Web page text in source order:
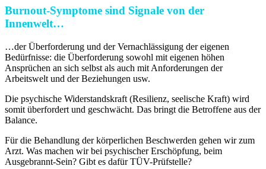
Burnout-Symptome sind Signale von der
Innenwelt…
…der Überforderung und der Vernachlässigung der eigenen
Bedürfnisse: die Überforderung sowohl mit eigenen höhen
Ansprüchen an sich selbst als auch mit Anforderungen der
Arbeitswelt und der Beziehungen usw.
Die psychische Widerstandskraft (Resilienz, seelische Kraft) wird
somit überfordert und geschwächt. Das bringt die Betroffene aus der
Balance.
Für die Behandlung der körperlichen Beschwerden gehen wir zum
Arzt. Was machen wir bei psychischer Erschöpfung, beim
Ausgebrannt-Sein? Gibt es dafür TÜV-Prüfstelle?